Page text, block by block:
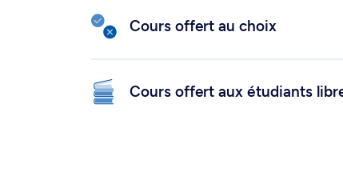
Cours offert au choix
Cours offert aux étudiants